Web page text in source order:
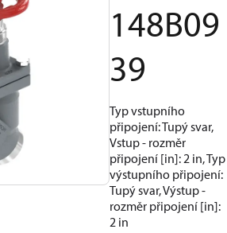
148B09
39
Typ vstupního
připojení: Tupý svar,
Vstup - rozměr
připojení [in]: 2 in, Typ
výstupního připojení:
Tupý svar, Výstup -
rozměr připojení [in]:
2 in